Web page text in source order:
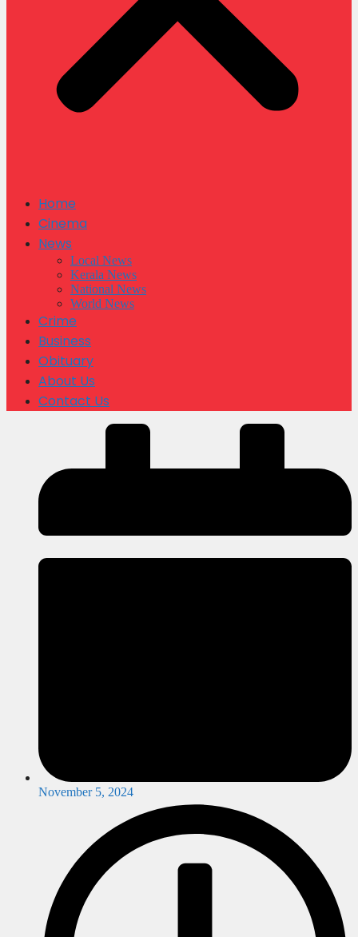
Home
Cinema
News
Local News
Kerala News
National News
World News
Crime
Business
Obituary
About Us
Contact Us
November 5, 2024